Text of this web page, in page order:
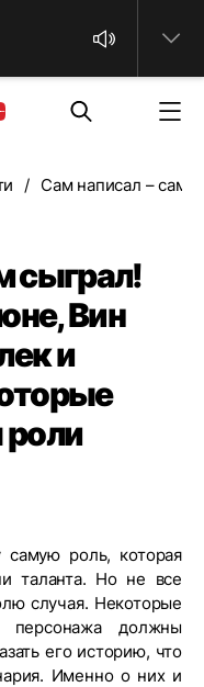
дзен
Сам написал – сам
сыграл!
Вин
и
роли
роль, которая
таланта. Но не все
случая. Некоторые
персонажа должны
его историю, что
Именно о них и